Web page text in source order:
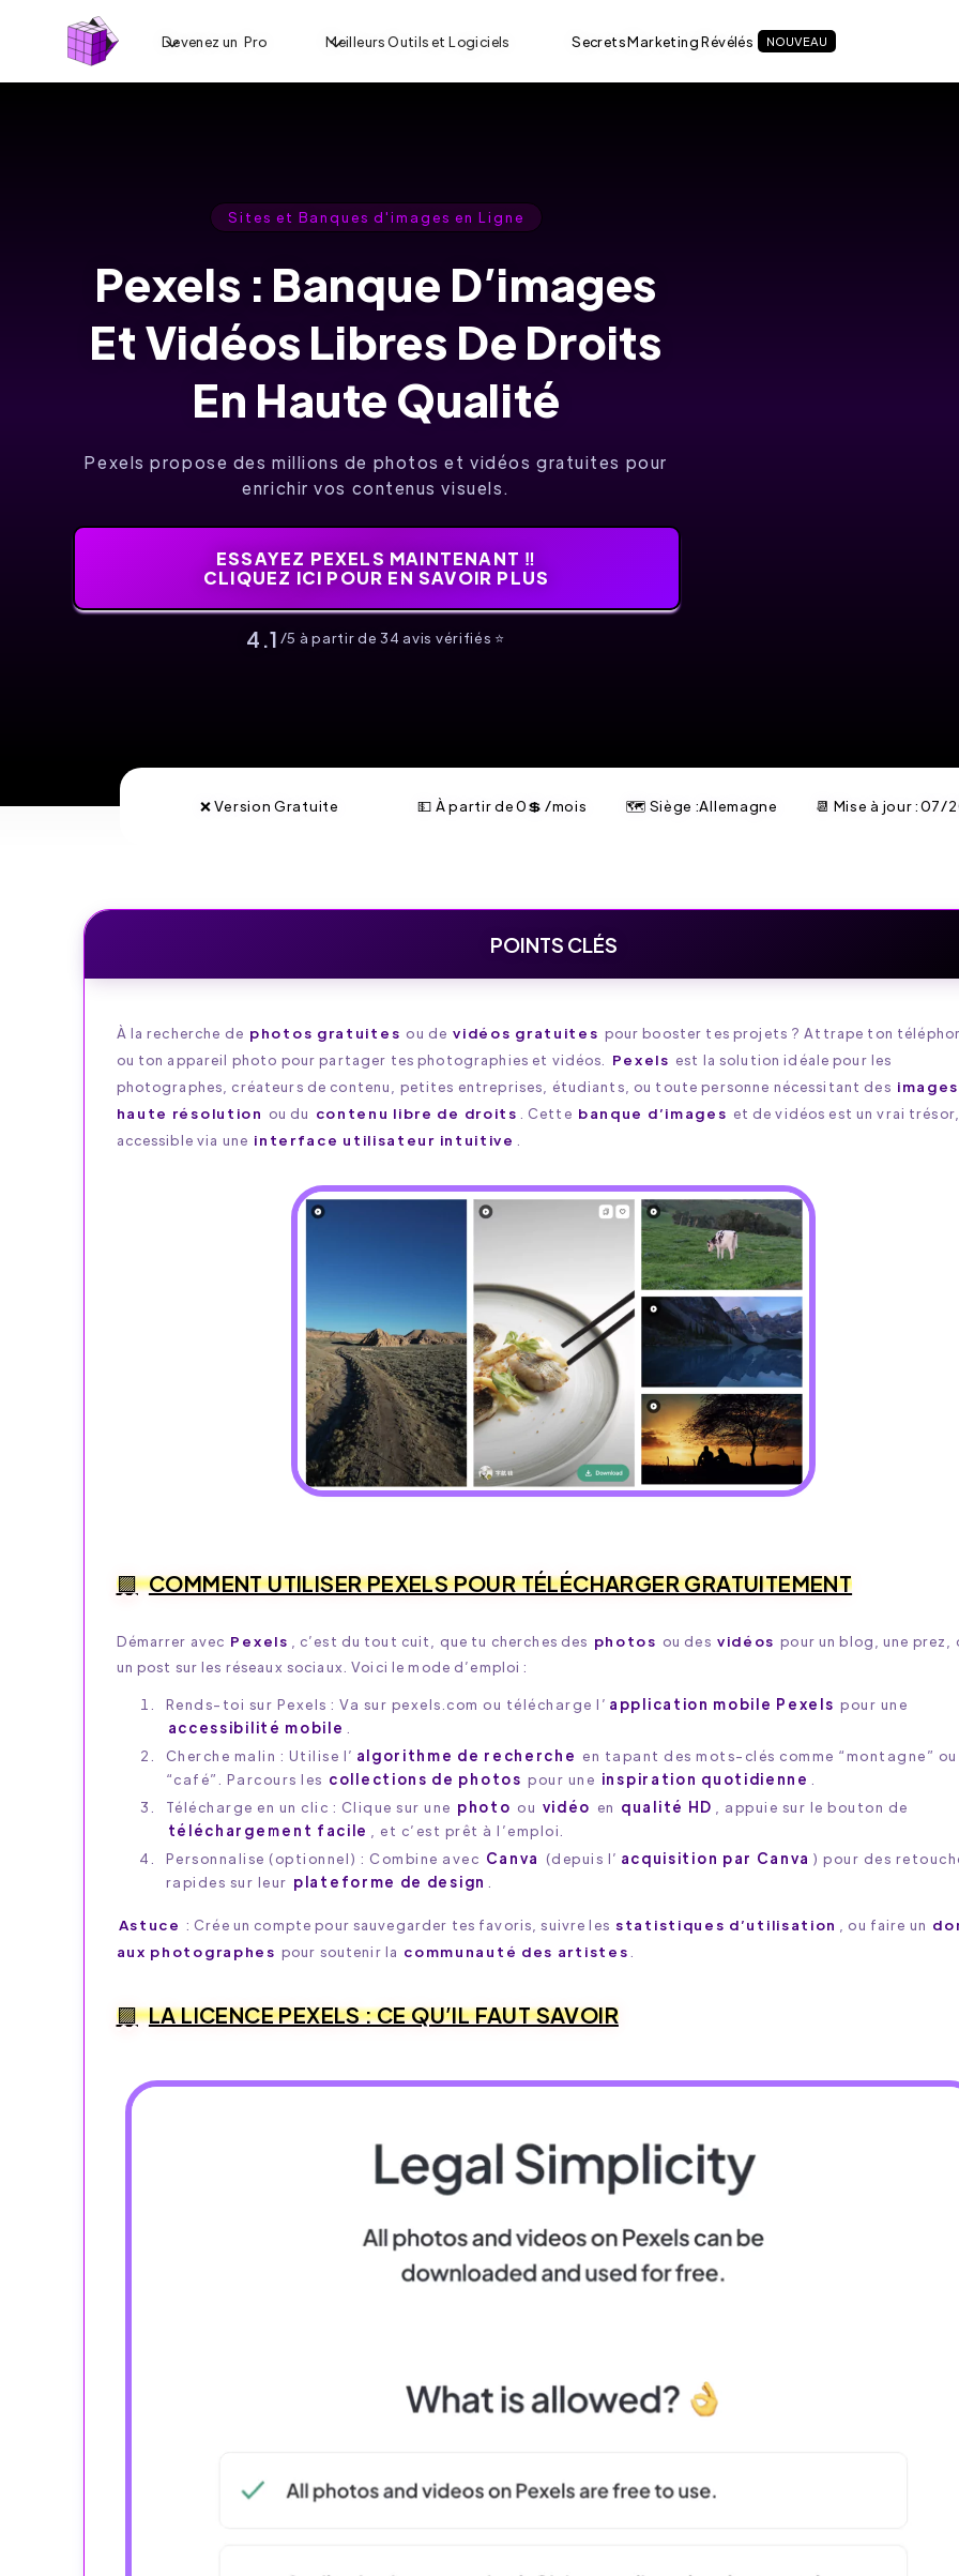
Devenez un Pro Meilleurs Outils et Logiciels Secrets Marketing Révélés NOUVEAU
Sites et Banques d'images en Ligne
Pexels : Banque D’images
Et Vidéos Libres De Droits
En Haute Qualité
Pexels propose des millions de photos et vidéos gratuites pour
enrichir vos contenus visuels.
ESSAYEZ PEXELS MAINTENANT ‼️
CLIQUEZ ICI POUR EN SAVOIR PLUS
4.1 /5 à partir de 34 avis vérifiés ⭐️
❌ Version Gratuite 💵 À partir de0💲 /mois 🗺 Siège :Allemagne 📆 Mise à jour :07/
POINTS CLÉS
À la recherche de photos gratuites ou de vidéos gratuites pour booster tes projets ? Attrape ton
ou ton appareil photo pour partager tes photographies et vidéos.
Pexels est la solution idéale pour les
photographes, créateurs de contenu, petites entreprises, étudiants, ou toute personne nécessitant des
haute résolution ou du contenu libre de droits . Cette banque d’images et de vidéos est un vrai trésor,
accessible via une interface utilisateur intuitive
COMMENT UTILISER PEXELS POUR TÉLÉCHARGER GRATUITEMENT
Démarrer avec Pexels , c’est du tout cuit, que tu cherches des photos ou des vidéos pour un blog, une prez,
un post sur les réseaux sociaux. Voici le mode d’emploi :
Rends-toi sur Pexels : Va sur pexels.com ou télécharge l’ application mobile Pexels pour une
accessibilité mobile
Cherche malin : Utilise l’ algorithme de recherche en tapant des mots-clés comme “montagne” ou
“café”. Parcours les collections de photos pour une inspiration quotidienne
Télécharge en un clic : Clique sur une photo ou vidéo en qualité HD
, appuie sur le bouton de
téléchargement facile
, et c’est prêt à l’emploi.
Personnalise (optionnel) : Combine avec Canva (depuis l’ acquisition par Canva ) pour des
rapides sur leur plateforme de design
Astuce : Crée un compte pour sauvegarder tes favoris, suivre les statistiques d’utilisation , ou faire un
aux photographes pour soutenir la communauté des artistes
LA LICENCE PEXELS : CE QU’IL FAUT SAVOIR